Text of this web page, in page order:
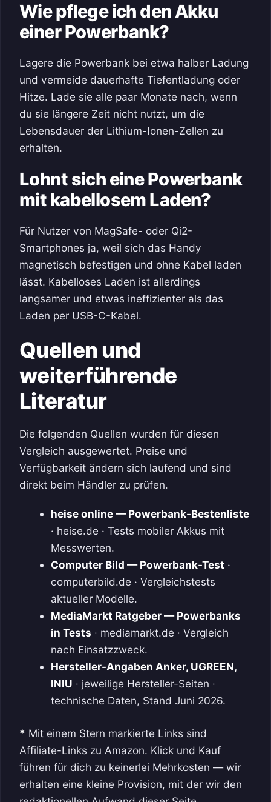
Wie pflege ich den Akku
einer Powerbank?
Lagere die Powerbank bei etwa halber Ladung
und vermeide dauerhafte Tiefentladung oder
Hitze. Lade sie alle paar Monate nach, wenn
du sie längere Zeit nicht nutzt, um die
Lebensdauer der Lithium-Ionen-Zellen zu
erhalten.
Lohnt sich eine Powerbank
mit kabellosem Laden?
Für Nutzer von MagSafe- oder Qi2-
Smartphones ja, weil sich das Handy
magnetisch befestigen und ohne Kabel laden
lässt. Kabelloses Laden ist allerdings
langsamer und etwas ineffizienter als das
Laden per USB-C-Kabel.
Quellen und
weiterführende
Literatur
Die folgenden Quellen wurden für diesen
Vergleich ausgewertet. Preise und
Verfügbarkeit ändern sich laufend und sind
direkt beim Händler zu prüfen.
heise online — Powerbank-Bestenliste
· heise.de · Tests mobiler Akkus mit
Messwerten.
Computer Bild — Powerbank-Test ·
computerbild.de · Vergleichstests
aktueller Modelle.
MediaMarkt Ratgeber — Powerbanks
in Tests · mediamarkt.de · Vergleich
nach Einsatzzweck.
Hersteller-Angaben Anker, UGREEN,
INIU · jeweilige Hersteller-Seiten ·
technische Daten, Stand Juni 2026.
* Mit einem Stern markierte Links sind
Affiliate-Links zu Amazon. Klick und Kauf
führen für dich zu keinerlei Mehrkosten — wir
erhalten eine kleine Provision, mit der wir den